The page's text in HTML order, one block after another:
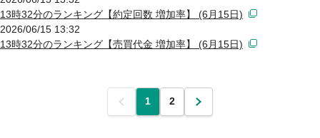
13時32分のランキング【約定回数 増加率】 (6月15日)
2026/06/15 13:32
13時32分のランキング【売買代金 増加率】 (6月15日)
前 1 2 次